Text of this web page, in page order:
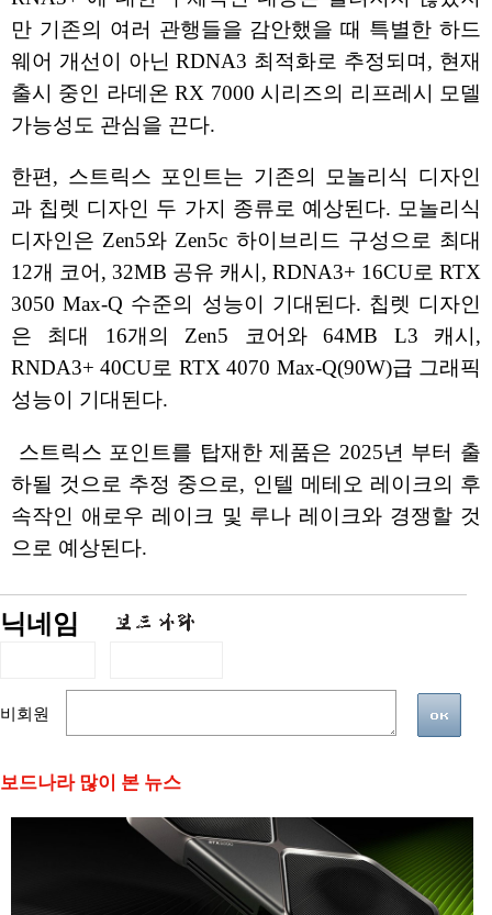
만 기존의 여러 관행들을 감안했을 때 특별한 하드
웨어 개선이 아닌 RDNA3 최적화로 추정되며, 현재
출시 중인 라데온 RX 7000 시리즈의 리프레시 모델
가능성도 관심을 끈다.
한편, 스트릭스 포인트는 기존의 모놀리식 디자인
과 칩렛 디자인 두 가지 종류로 예상된다. 모놀리식
디자인은 Zen5와 Zen5c 하이브리드 구성으로 최대
12개 코어, 32MB 공유 캐시, RDNA3+ 16CU로 RTX
3050 Max-Q 수준의 성능이 기대된다. 칩렛 디자인
은 최대 16개의 Zen5 코어와 64MB L3 캐시,
RNDA3+ 40CU로 RTX 4070 Max-Q(90W)급 그래픽
성능이 기대된다.
스트릭스 포인트를 탑재한 제품은 2025년 부터 출
하될 것으로 추정 중으로, 인텔 메테오 레이크의 후
속작인 애로우 레이크 및 루나 레이크와 경쟁할 것
으로 예상된다.
닉네임
비회원
보드나라 많이 본 뉴스